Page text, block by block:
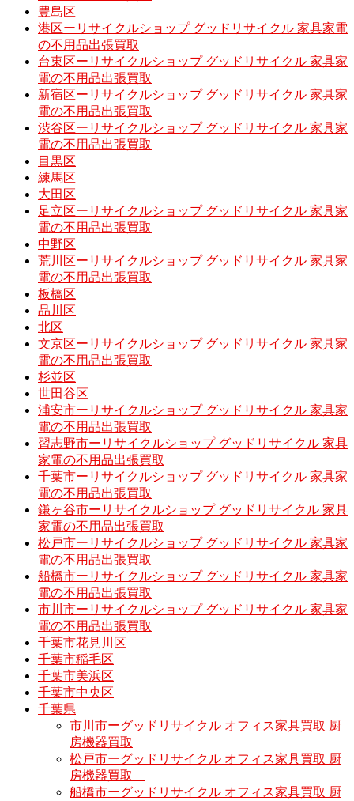
豊島区
港区ーリサイクルショップ グッドリサイクル 家具家電
の不用品出張買取
台東区ーリサイクルショップ グッドリサイクル 家具家
電の不用品出張買取
新宿区ーリサイクルショップ グッドリサイクル 家具家
電の不用品出張買取
渋谷区ーリサイクルショップ グッドリサイクル 家具家
電の不用品出張買取
目黒区
練馬区
大田区
足立区ーリサイクルショップ グッドリサイクル 家具家
電の不用品出張買取
中野区
荒川区ーリサイクルショップ グッドリサイクル 家具家
電の不用品出張買取
板橋区
品川区
北区
文京区ーリサイクルショップ グッドリサイクル 家具家
電の不用品出張買取
杉並区
世田谷区
浦安市ーリサイクルショップ グッドリサイクル 家具家
電の不用品出張買取
習志野市ーリサイクルショップ グッドリサイクル 家具
家電の不用品出張買取
千葉市ーリサイクルショップ グッドリサイクル 家具家
電の不用品出張買取
鎌ヶ谷市ーリサイクルショップ グッドリサイクル 家具
家電の不用品出張買取
松戸市ーリサイクルショップ グッドリサイクル 家具家
電の不用品出張買取
船橋市ーリサイクルショップ グッドリサイクル 家具家
電の不用品出張買取
市川市ーリサイクルショップ グッドリサイクル 家具家
電の不用品出張買取
千葉市花見川区
千葉市稲毛区
千葉市美浜区
千葉市中央区
千葉県
市川市ーグッドリサイクル オフィス家具買取 厨
房機器買取
松戸市ーグッドリサイクル オフィス家具買取 厨
房機器買取
船橋市ーグッドリサイクル オフィス家具買取 厨